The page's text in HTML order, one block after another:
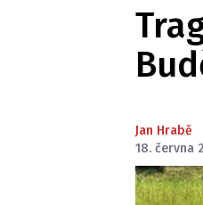
Jan Hrabě
18. června